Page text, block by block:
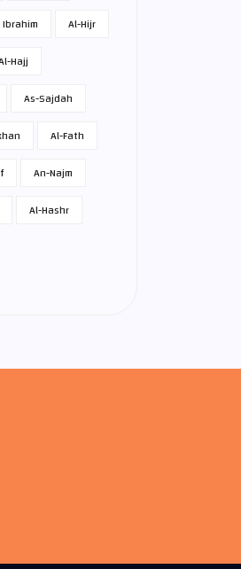
Ibrahim
Al-Hijr
Hajj
As-Sajdah
Al-Fath
An-Najm
Al-Hashr